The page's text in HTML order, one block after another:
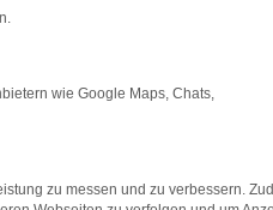
die Seite in einem anderen
nicht mehr
wie Google Maps, Chats,
zu messen und zu verbessern.